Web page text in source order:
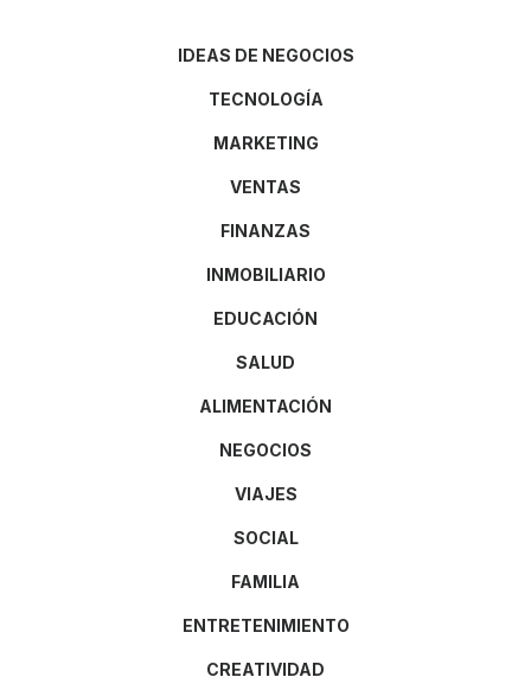
IDEAS DE NEGOCIOS
TECNOLOGÍA
MARKETING
VENTAS
FINANZAS
INMOBILIARIO
EDUCACIÓN
SALUD
ALIMENTACIÓN
NEGOCIOS
VIAJES
SOCIAL
FAMILIA
ENTRETENIMIENTO
CREATIVIDAD